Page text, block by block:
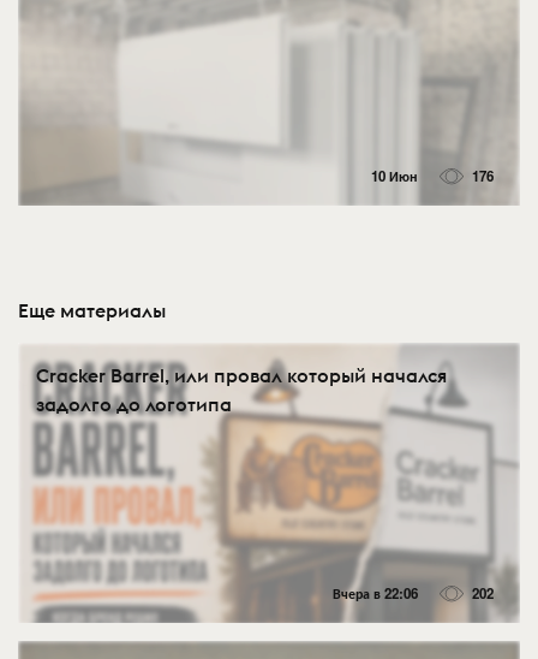
10 Июн 176
Еще материалы
Cracker Barrel, или провал который начался
задолго до логотипа
Вчера в 22:06 202